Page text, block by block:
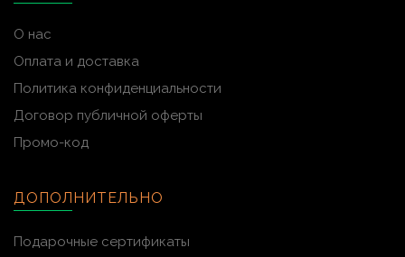
О нас
Оплата и доставка
Политика конфиденциальности
Договор публичной оферты
Промо-код
ДОПОЛНИТЕЛЬНО
Подарочные сертификаты